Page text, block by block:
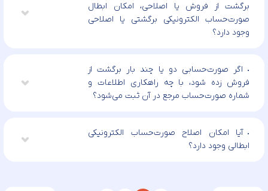
برگشت از فروش یا اصلاحی، امکان ابطال
صورت‌حساب الکترونیکی برگشتی یا اصلاحی
وجود دارد؟
اگر صورت‌حسابی دو یا چند بار برگشت از
فروش زده شود، با چه راهکاری اطلاعات و
شماره صورت‌حساب مرجع در آن ثبت می‌شود؟
آیا امکان اصلاح صورت‌حساب الکترونیکی
ابطالی وجود دارد؟